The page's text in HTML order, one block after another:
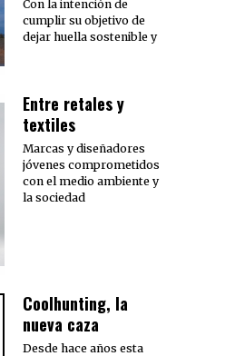
Con la intención de
cumplir su objetivo de
dejar huella sostenible y
Entre retales y
textiles
Marcas y diseñadores
jóvenes comprometidos
con el medio ambiente y
la sociedad
Coolhunting, la
nueva caza
Desde hace años esta